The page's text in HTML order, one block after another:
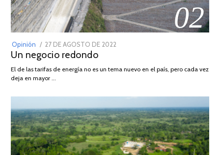
02
Opinión
POSTED
ON
27 DE AGOSTO DE 2022
DE
Un negocio redondo
El de las tarifas de energía no es un tema nuevo en el país, pero cada vez
deja en mayor …